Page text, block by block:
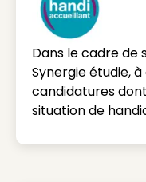
Dans le cadre de
Synergie étudie,
candidatures
situation de